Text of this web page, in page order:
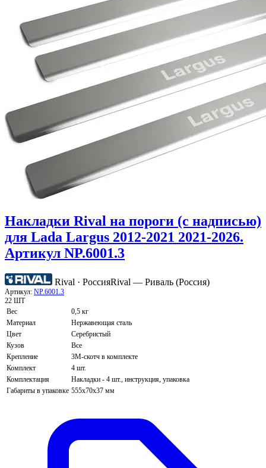
Накладки Rival на пороги (с надписью)
для Lada Largus 2012-2021 2021-2026.
Артикул NP.6001.3
Rival · РоссияRival — Риваль (Россия)
Артикул: NP.6001.3
22 ШТ
Вес
0,5 кг
Материал
Нержавеющая сталь
Цвет
Серебристый
Кузов
Все
Крепление
3М-скотч в комплекте
Комплект
4 шт.
Комплектация
Накладки - 4 шт., инструкция, упаковка
Габариты в упаковке 555х70х37 мм